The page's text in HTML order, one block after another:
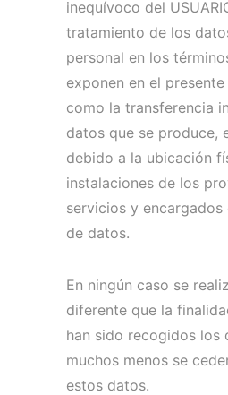
inequívoco del
tratamiento de los
personal en los
exponen en el
como la transferencia
datos que se produce,
debido a la ubicación
instalaciones de los
servicios y
de datos.
En ningún caso se
diferente que la
han sido recogidos los
muchos menos se
estos datos.